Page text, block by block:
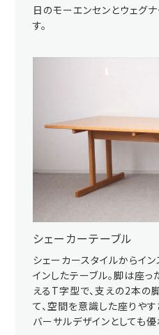
日のモーエンセンとウェグ
す。
シェーカーテーブル
シェーカースタイルからイ
インしたテーブル。脚は座
えるT字型で、支えの2本の
て、空間を意識した座りや
バーサルデザインとしても優